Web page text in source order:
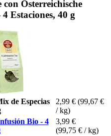
Österreichische
Estaciones, 40 g
de Especias
2,99 € (99,67 €
/ kg)
Bio - 4
3,99 €
(99,75 € / kg)